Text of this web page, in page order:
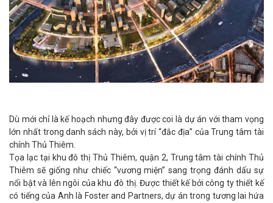
Dù mới chỉ là kế hoạch nhưng đây được coi là dự án với tham vọng
lớn nhất trong danh sách này, bởi vị trí “đắc địa” của Trung tâm tài
chính Thủ Thiêm.
Tọa lạc tại khu đô thị Thủ Thiêm, quận 2, Trung tâm tài chính Thủ
Thiêm sẽ giống như chiếc “vương miện” sang trọng đánh dấu sự
nổi bật và lên ngôi của khu đô thị. Được thiết kế bởi công ty thiết kế
có tiếng của Anh là Foster and Partners, dự án trong tương lai hứa